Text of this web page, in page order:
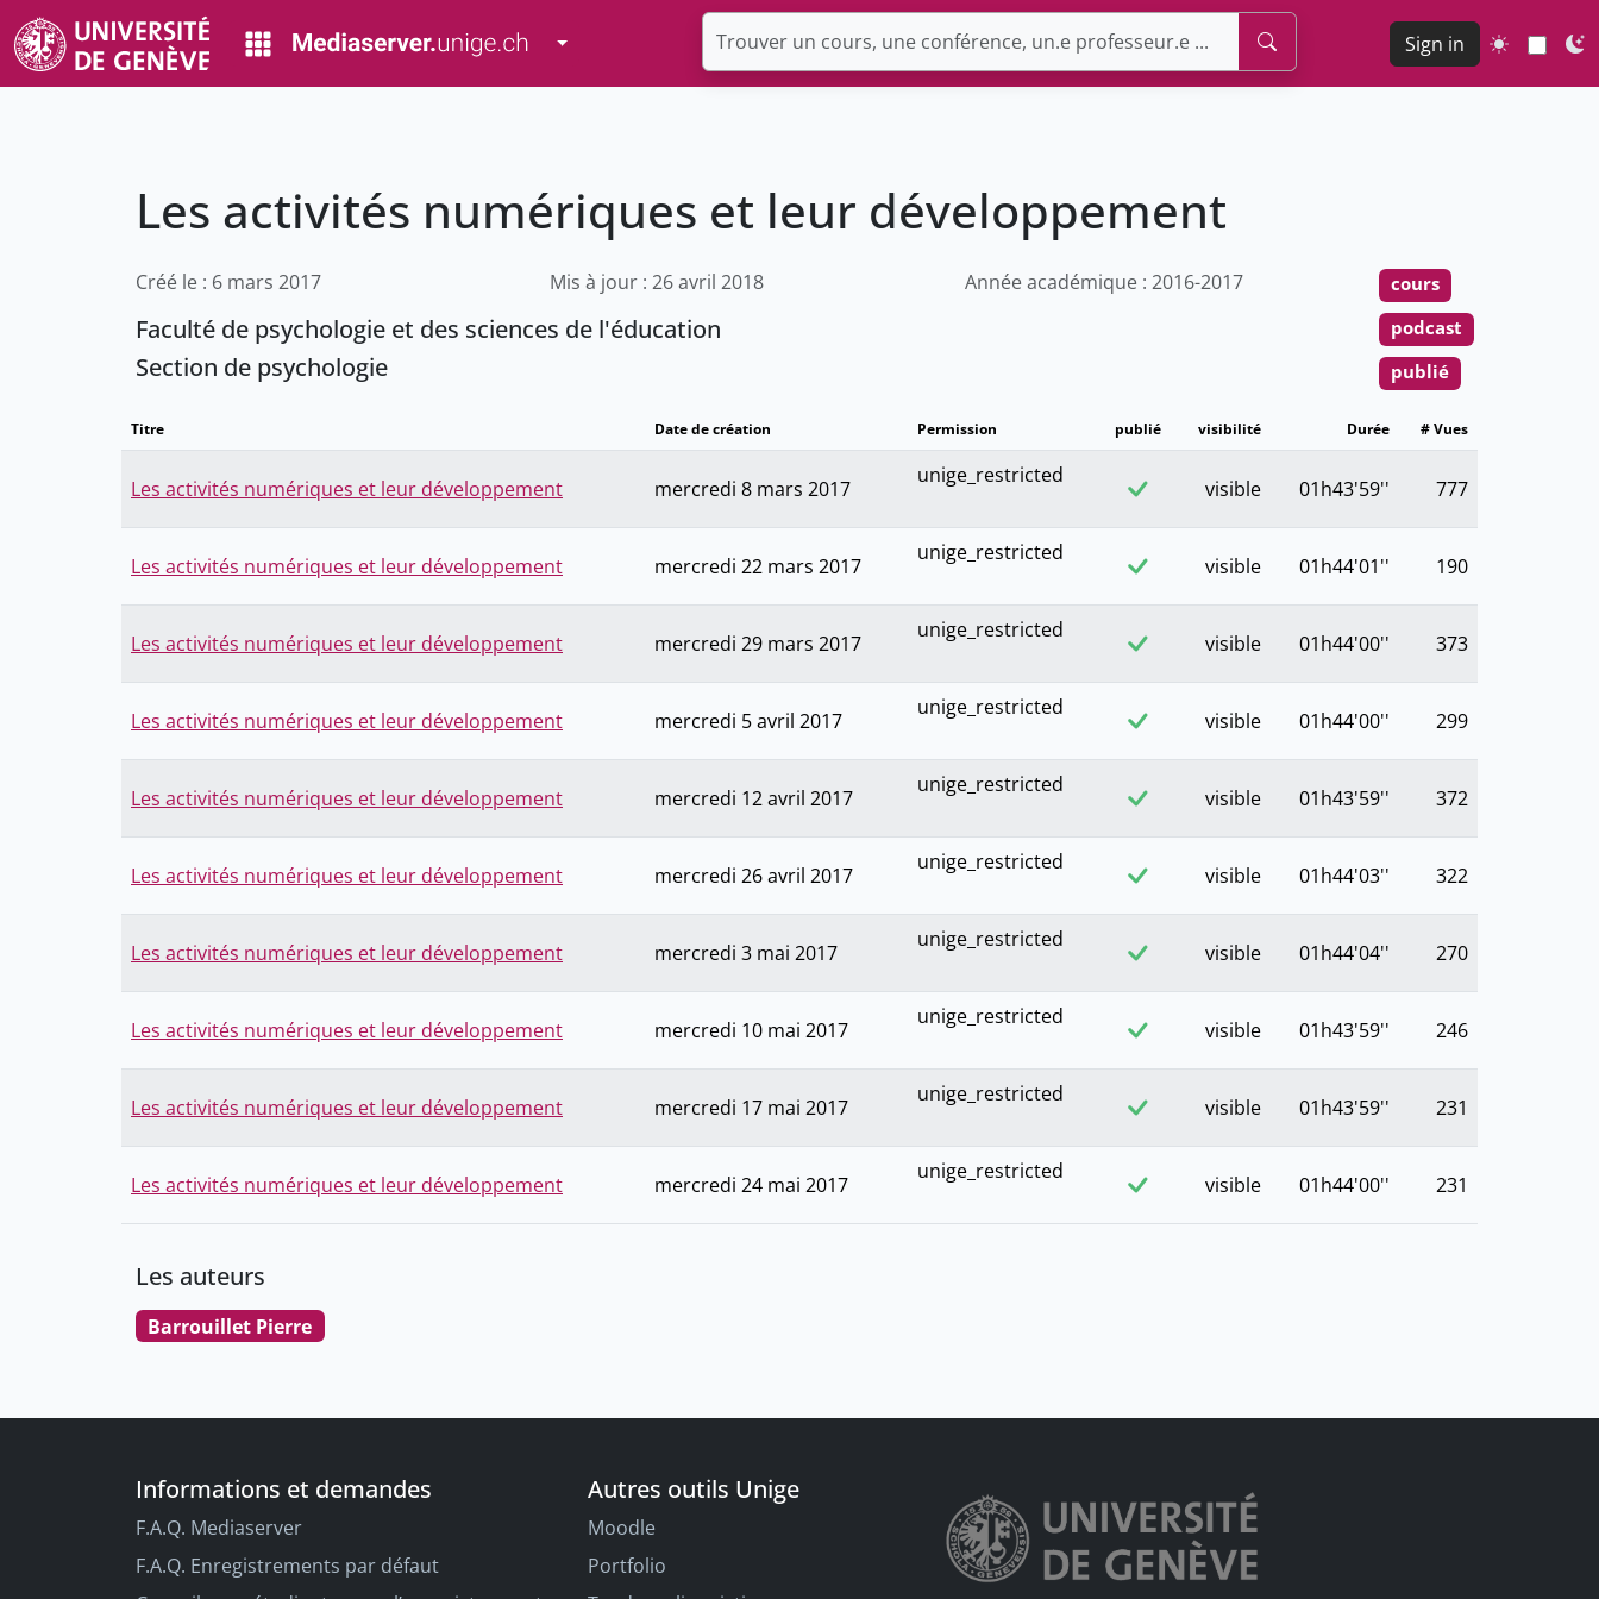
Toggle Dropdown Sign in
Les activités numériques et leur développement
Créé le : 6 mars 2017 Mis à jour : 26 avril 2018 Année académique : 2016-2017
Faculté de psychologie et des sciences de l'éducation
Section de psychologie
cours
podcast
publié
Titre Date de création Permission publié visibilité Durée # Vues
Les activités numériques et leur développement mercredi 8 mars 2017
unige_restricted
visible 01h43'59'' 777
Les activités numériques et leur développement mercredi 22 mars 2017
unige_restricted
visible 01h44'01'' 190
Les activités numériques et leur développement mercredi 29 mars 2017
unige_restricted
visible 01h44'00'' 373
Les activités numériques et leur développement mercredi 5 avril 2017
unige_restricted
visible 01h44'00'' 299
Les activités numériques et leur développement mercredi 12 avril 2017
unige_restricted
visible 01h43'59'' 372
Les activités numériques et leur développement mercredi 26 avril 2017
unige_restricted
visible 01h44'03'' 322
Les activités numériques et leur développement mercredi 3 mai 2017
unige_restricted
visible 01h44'04'' 270
Les activités numériques et leur développement mercredi 10 mai 2017
unige_restricted
visible 01h43'59'' 246
Les activités numériques et leur développement mercredi 17 mai 2017
unige_restricted
visible 01h43'59'' 231
Les activités numériques et leur développement mercredi 24 mai 2017
unige_restricted
visible 01h44'00'' 231
Les auteurs
Barrouillet Pierre
Informations et demandes
F.A.Q. Mediaserver
F.A.Q. Enregistrements par défaut
Autres outils Unige
Moodle
Portfolio